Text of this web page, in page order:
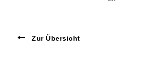
Zur Übersicht